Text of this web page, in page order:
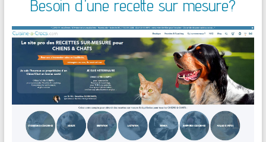
Besoin d'une recette sur mesure?